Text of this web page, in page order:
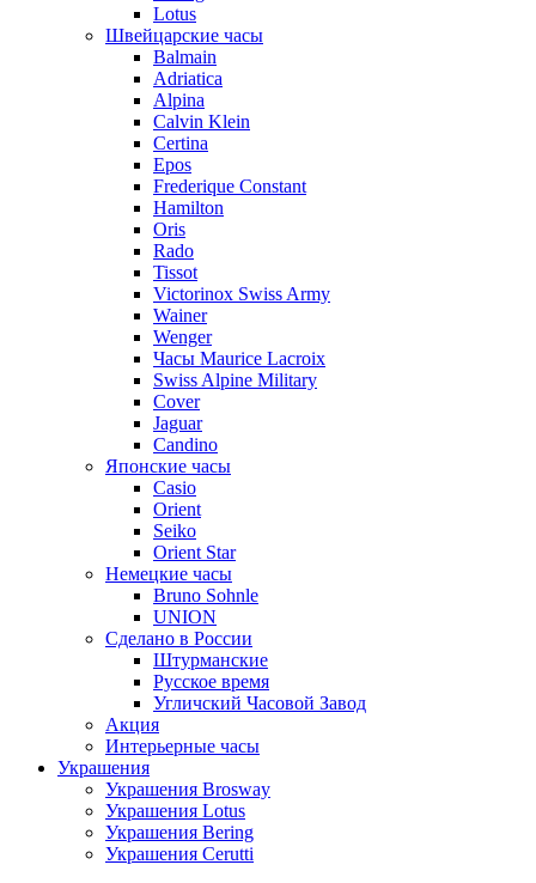
Lotus
Швейцарские часы
Balmain
Adriatica
Alpina
Calvin Klein
Certina
Epos
Frederique Constant
Hamilton
Oris
Rado
Tissot
Victorinox Swiss Army
Wainer
Wenger
Часы Maurice Lacroix
Swiss Alpine Military
Cover
Jaguar
Candino
Японские часы
Casio
Orient
Seiko
Orient Star
Немецкие часы
Bruno Sohnle
UNION
Сделано в России
Штурманские
Русское время
Угличский Часовой Завод
Акция
Интерьерные часы
Украшения
Украшения Brosway
Украшения Lotus
Украшения Bering
Украшения Cerutti